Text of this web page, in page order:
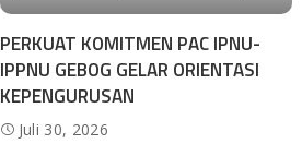
PERKUAT KOMITMEN PAC IPNU-
IPPNU GEBOG GELAR ORIENTASI
KEPENGURUSAN
Juli 30, 2026